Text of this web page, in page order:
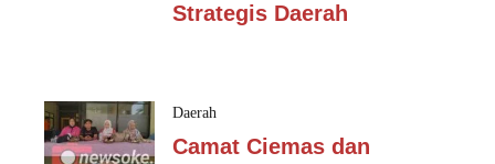
Strategis Daerah
Daerah
Camat Ciemas dan